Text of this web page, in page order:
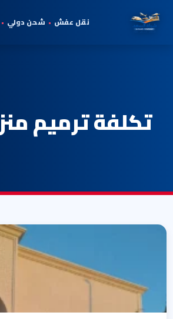
نقل عفش • شحن دولي •
تكلفة ترميم